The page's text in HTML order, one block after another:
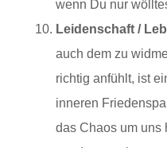
wenn Du nur
Leidenschaft /
auch dem zu
richtig anfühlt, ist
inneren
das Chaos um uns